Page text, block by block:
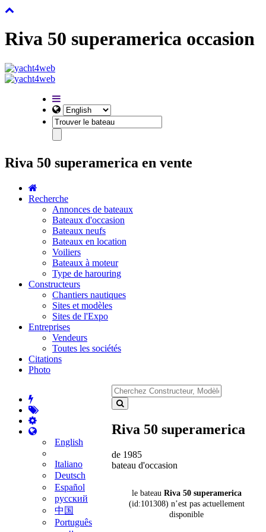
Riva 50 superamerica occasion
Riva 50 superamerica en vente
Recherche
Annonces de bateaux
Bateaux d'occasion
Bateaux neufs
Bateaux en location
Voiliers
Bateaux à moteur
Type de harouring
Constructeurs
Chantiers nautiques
Sites et modèles
Sites de l'Expo
Entreprises
Vendeurs
Toutes les sociétés
Citations
Photo
English
Italiano
Deutsch
Español
русский
中国
Português
Riva 50 superamerica
de 1985
bateau d'occasion
le bateau Riva 50 superamerica
(id:101308) n’est pas actuellement
disponible